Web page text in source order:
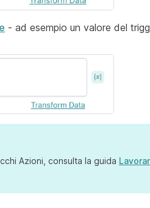
- ad esempio un valore del
Azioni, consulta la guida